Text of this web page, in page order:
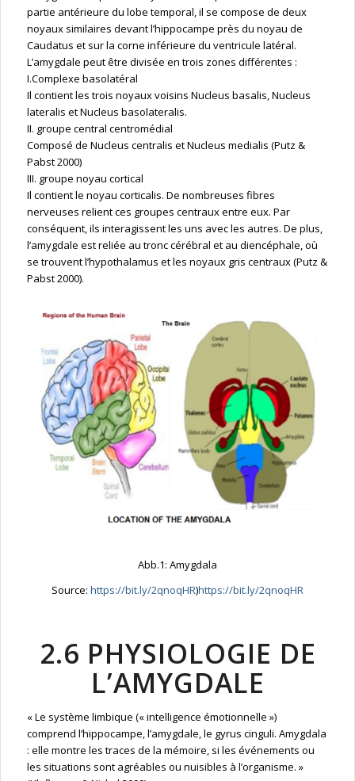
partie antérieure du lobe temporal, il se compose de deux
noyaux similaires devant l’hippocampe près du noyau de
Caudatus et sur la corne inférieure du ventricule latéral.
L’amygdale peut être divisée en trois zones différentes :
I.Complexe basolatéral
Il contient les trois noyaux voisins Nucleus basalis, Nucleus
lateralis et Nucleus basolateralis.
II. groupe central centromédial
Composé de Nucleus centralis et Nucleus medialis (Putz &
Pabst 2000)
III. groupe noyau cortical
Il contient le noyau corticalis. De nombreuses fibres
nerveuses relient ces groupes centraux entre eux. Par
conséquent, ils interagissent les uns avec les autres. De plus,
l’amygdale est reliée au tronc cérébral et au diencéphale, où
se trouvent l’hypothalamus et les noyaux gris centraux (Putz &
Pabst 2000).
Abb.1: Amygdala
Source: https://bit.ly/2qnoqHR)https://bit.ly/2qnoqHR
2.6 PHYSIOLOGIE DE
L’AMYGDALE
« Le système limbique (« intelligence émotionnelle »)
comprend l’hippocampe, l’amygdale, le gyrus cinguli. Amygdala
: elle montre les traces de la mémoire, si les événements ou
les situations sont agréables ou nuisibles à l’organisme. »